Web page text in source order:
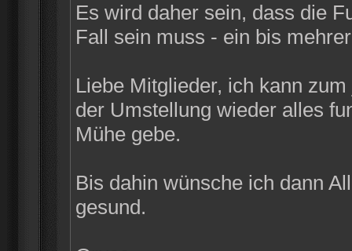
Es wird daher sein, dass die
Fall sein muss - ein bis
Liebe Mitglieder, ich kann
der Umstellung wieder alles
Mühe gebe.
Bis dahin wünsche ich dann
gesund.